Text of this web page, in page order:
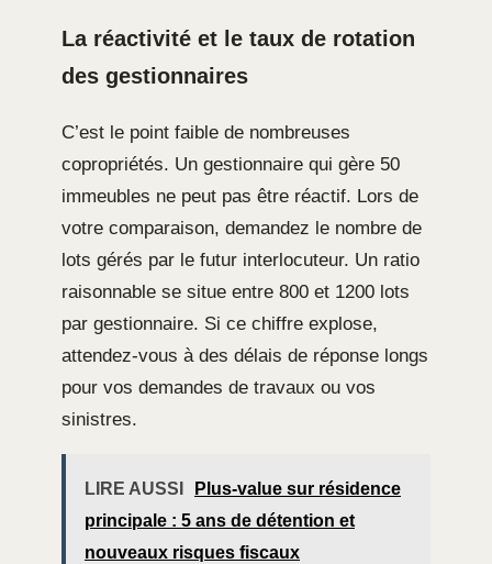
La réactivité et le taux de rotation
des gestionnaires
C’est le point faible de nombreuses
copropriétés. Un gestionnaire qui gère 50
immeubles ne peut pas être réactif. Lors de
votre comparaison, demandez le nombre de
lots gérés par le futur interlocuteur. Un ratio
raisonnable se situe entre 800 et 1200 lots
par gestionnaire. Si ce chiffre explose,
attendez-vous à des délais de réponse longs
pour vos demandes de travaux ou vos
sinistres.
LIRE AUSSI
Plus-value sur résidence
principale : 5 ans de détention et
nouveaux risques fiscaux